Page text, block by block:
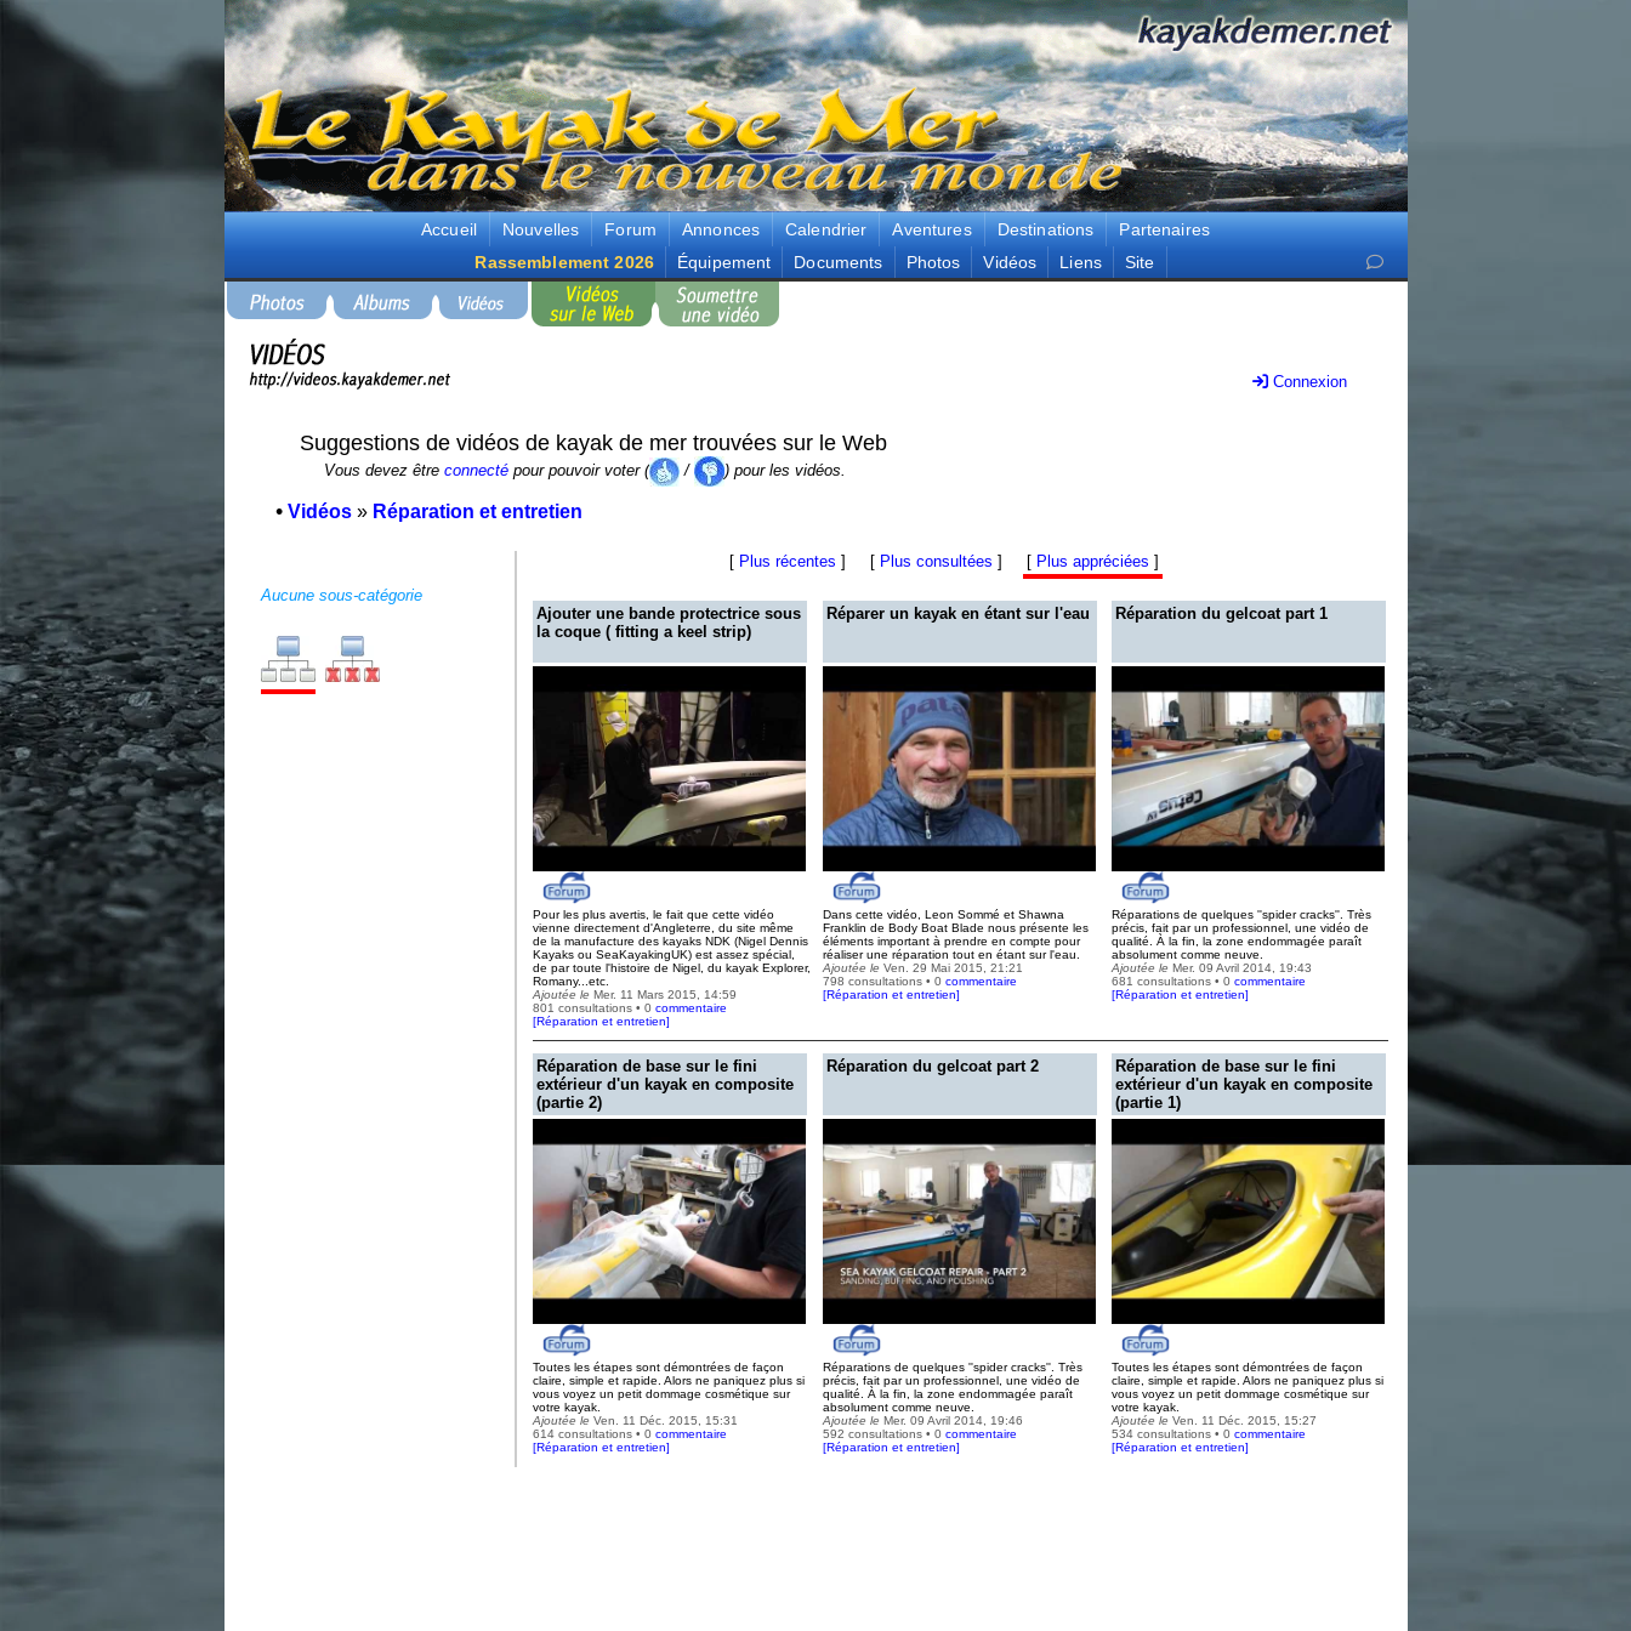
Accueil Nouvelles Forum Annonces Calendrier Aventures Destinations
Partenaires
Rassemblement 2026
Équipement Documents Photos Vidéos Liens Site
Connexion
Suggestions de vidéos de kayak de mer trouvées sur le Web
Vous devez être connecté pour pouvoir voter ( / ) pour les vidéos.
• Vidéos » Réparation et entretien
Aucune sous-catégorie
[ Plus récentes ] [ Plus consultées ] [ Plus appréciées ]
Ajouter une bande protectrice sous
la coque ( fitting a keel strip)
Pour les plus avertis, le fait que cette vidéo
vienne directement d'Angleterre, du site même
de la manufacture des kayaks NDK (Nigel Dennis
Kayaks ou SeaKayakingUK) est assez spécial,
de par toute l'histoire de Nigel, du kayak Explorer,
Romany...etc.
Ajoutée le Mer. 11 Mars 2015, 14:59
801 consultations • 0 commentaire
[Réparation et entretien]
Réparer un kayak en étant sur l'eau
Dans cette vidéo, Leon Sommé et Shawna
Franklin de Body Boat Blade nous présente les
éléments important à prendre en compte pour
réaliser une réparation tout en étant sur l'eau.
Ajoutée le Ven. 29 Mai 2015, 21:21
798 consultations • 0 commentaire
[Réparation et entretien]
Réparation du gelcoat part 1
Réparations de quelques ''spider cracks''. Très
précis, fait par un professionnel, une vidéo de
qualité. À la fin, la zone endommagée paraît
absolument comme neuve.
Ajoutée le Mer. 09 Avril 2014, 19:43
681 consultations • 0 commentaire
[Réparation et entretien]
Réparation de base sur le fini
extérieur d'un kayak en composite
(partie 2)
Toutes les étapes sont démontrées de façon
claire, simple et rapide. Alors ne paniquez plus si
vous voyez un petit dommage cosmétique sur
votre kayak.
Ajoutée le Ven. 11 Déc. 2015, 15:31
614 consultations • 0 commentaire
[Réparation et entretien]
Réparation du gelcoat part 2
Réparations de quelques ''spider cracks''. Très
précis, fait par un professionnel, une vidéo de
qualité. À la fin, la zone endommagée paraît
absolument comme neuve.
Ajoutée le Mer. 09 Avril 2014, 19:46
592 consultations • 0 commentaire
[Réparation et entretien]
Réparation de base sur le fini
extérieur d'un kayak en composite
(partie 1)
Toutes les étapes sont démontrées de façon
claire, simple et rapide. Alors ne paniquez plus si
vous voyez un petit dommage cosmétique sur
votre kayak.
Ajoutée le Ven. 11 Déc. 2015, 15:27
534 consultations • 0 commentaire
[Réparation et entretien]